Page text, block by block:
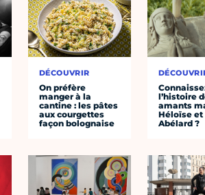
DÉCOUVRIR
On préfère
manger à la
cantine : les pâtes
aux courgettes
façon bolognaise
l’histoire
amants
Héloïse et
Abélard ?